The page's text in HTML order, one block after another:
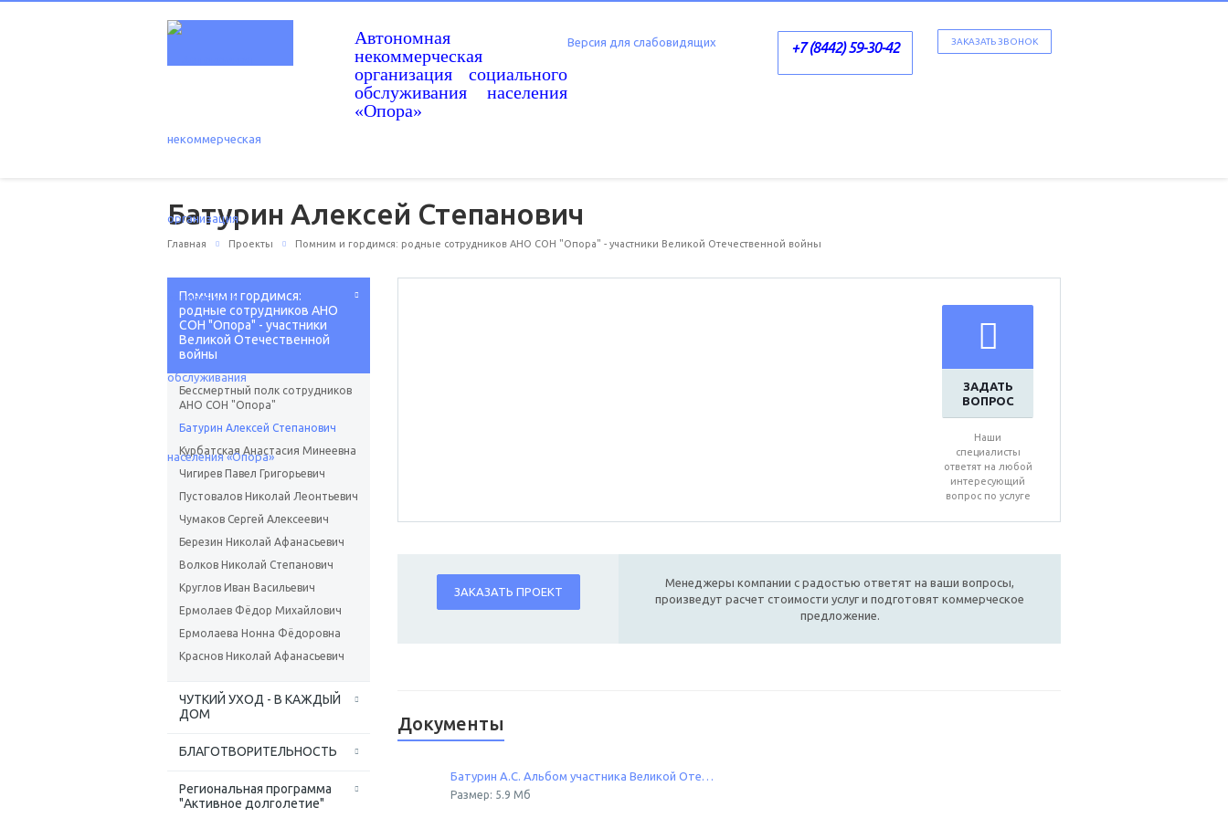
Автономная
некоммерческая
организация социального
обслуживания населения
«Опора»
ЗАКАЗАТЬ ЗВОНОК
+7 (8442) 59-30-42
Версия для слабовидящих
Батурин Алексей Степанович
Главная Проекты Помним и гордимся: родные сотрудников АНО СОН "Опора" - участники Великой Отечественной войны
Помним и гордимся:
родные сотрудников АНО
СОН "Опора" - участники
Великой Отечественной
войны
Бессмертный полк сотрудников
АНО СОН "Опора"
Батурин Алексей Степанович
Курбатская Анастасия Минеевна
Чигирев Павел Григорьевич
Пустовалов Николай Леонтьевич
Чумаков Сергей Алексеевич
Березин Николай Афанасьевич
Волков Николай Степанович
Круглов Иван Васильевич
Ермолаев Фёдор Михайлович
Ермолаева Нонна Фёдоровна
Краснов Николай Афанасьевич
ЧУТКИЙ УХОД - В КАЖДЫЙ
ДОМ
БЛАГОТВОРИТЕЛЬНОСТЬ
Региональная программа
"Активное долголетие"
ЗАДАТЬ
ВОПРОС
Наши
специалисты
ответят на любой
интересующий
вопрос по услуге
ЗАКАЗАТЬ ПРОЕКТ
Менеджеры компании с радостью ответят на ваши вопросы,
произведут расчет стоимости услуг и подготовят коммерческое
предложение.
Документы
Батурин А.С. Альбом участника Великой Отечественной войны
Размер: 5.9 Мб